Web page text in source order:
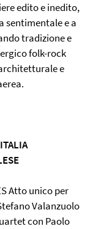
edito e inedito,
sentimentale e a
tradizione e
folk-rock
e
Atto unico per
Valanzuolo
con Paolo